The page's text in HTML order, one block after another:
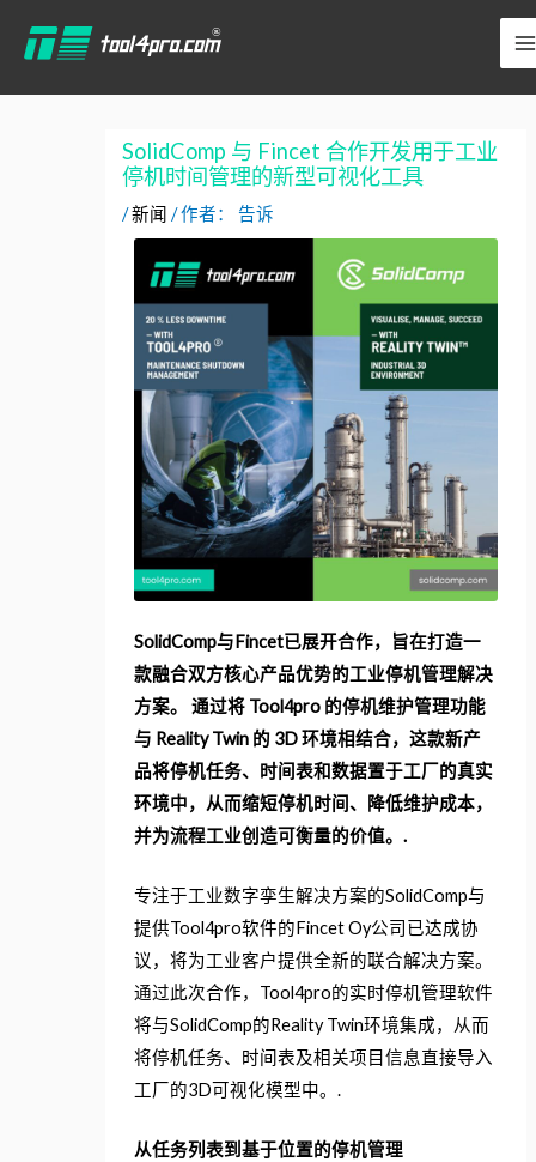
SolidComp 与 Fincet 合作开发用于工业
停机时间管理的新型可视化工具
/新闻 / 作者： 告诉
SolidComp与Fincet已展开合作，旨在打造一
款融合双方核心产品优势的工业停机管理解决
方案。 通过将 Tool4pro 的停机维护管理功能
与 Reality Twin 的 3D 环境相结合，这款新产
品将停机任务、时间表和数据置于工厂的真实
环境中，从而缩短停机时间、降低维护成本，
并为流程工业创造可衡量的价值。.
专注于工业数字孪生解决方案的SolidComp与
提供Tool4pro软件的Fincet Oy公司已达成协
议，将为工业客户提供全新的联合解决方案。
通过此次合作，Tool4pro的实时停机管理软件
将与SolidComp的Reality Twin环境集成，从而
将停机任务、时间表及相关项目信息直接导入
工厂的3D可视化模型中。.
从任务列表到基于位置的停机管理